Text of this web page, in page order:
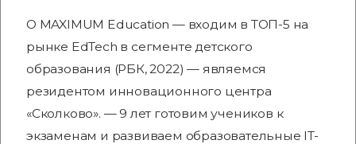
О MAXIMUM Education — входим в ТОП-5 на
рынке EdTech в сегменте детского
образования (РБК, 2022) — являемся
резидентом инновационного центра
«Сколково». — 9 лет готовим учеников к
экзаменам и развиваем образовательные IT-